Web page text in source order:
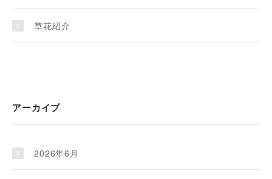
草花紹介
アーカイブ
2026年6月